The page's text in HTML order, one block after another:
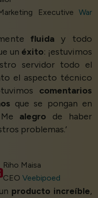
Executive War
fluida y todo
un éxito: ¡estuvimos
servidor todo el
el aspecto técnico
comentarios
que se pongan en
alegro de haber
problemas.’
Riho Maisa
CEO Veebipoed
producto increíble,